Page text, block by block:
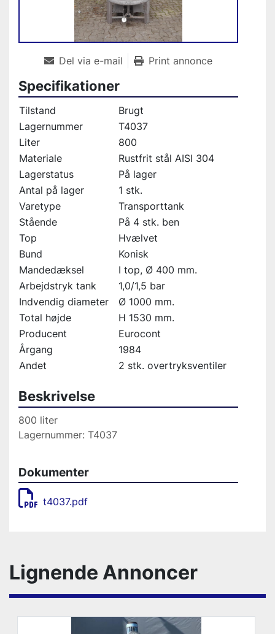
Del via e-mail Print annonce
Specifikationer
Tilstand
Brugt
Lagernummer
T4037
Liter
800
Materiale
Rustfrit stål AISI 304
Lagerstatus
På lager
Antal på lager
1 stk.
Varetype
Transporttank
Stående
På 4 stk. ben
Top
Hvælvet
Bund
Konisk
Mandedæksel
I top, Ø 400 mm.
Arbejdstryk tank
1,0/1,5 bar
Indvendig diameter
Ø 1000 mm.
Total højde
H 1530 mm.
Producent
Eurocont
Årgang
1984
Andet
2 stk. overtryksventiler
Beskrivelse
800 liter
Lagernummer: T4037
Dokumenter
t4037.pdf
Lignende Annoncer